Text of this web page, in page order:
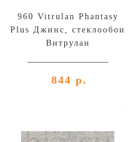
960 Vitrulan Phantasy
Plus Джинс, стеклообои
Витрулан
844 р.